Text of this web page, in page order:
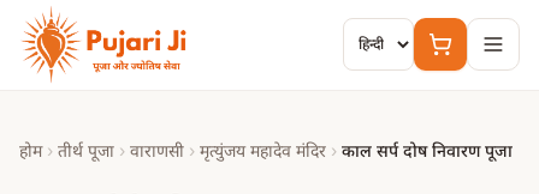
मुख्य सामग्री पर जाएं
होम › तीर्थ पूजा › वाराणसी › मृत्युंजय महादेव मंदिर › काल सर्प दोष निवारण पूजा